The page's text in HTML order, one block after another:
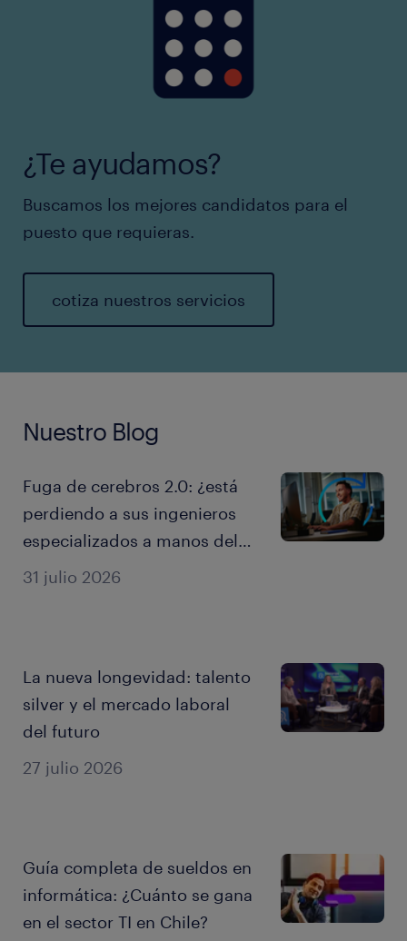
¿Te ayudamos?
Buscamos los mejores candidatos para el
puesto que requieras.
cotiza nuestros servicios
Nuestro Blog
31 julio 2026
Fuga de cerebros 2.0: ¿está
perdiendo a sus ingenieros
especializados a manos del
sector tecnológico
27 julio 2026
La nueva longevidad: talento
silver y el mercado laboral
del futuro
Guía completa de sueldos en
informática: ¿Cuánto se gana
en el sector TI en Chile?